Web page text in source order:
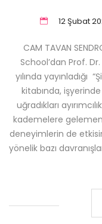
12 Şubat
CAM TAVAN
School’dan Prof.
yılında yayınladığı
kitabında,
uğradıkları
kademelere
deneyimlerin de
yönelik bazı